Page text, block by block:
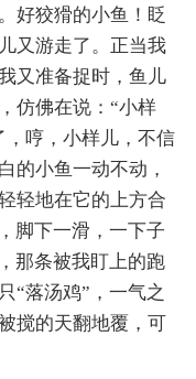
好狡猾的小鱼！眨
又游走了。正当我
又准备捉时，鱼儿
仿佛在说：“小样
，哼，小样儿，不信
的小鱼一动不动，
轻地在它的上方合
脚下一滑，一下子
那条被我盯上的跑
“落汤鸡”，一气之
搅的天翻地覆，可